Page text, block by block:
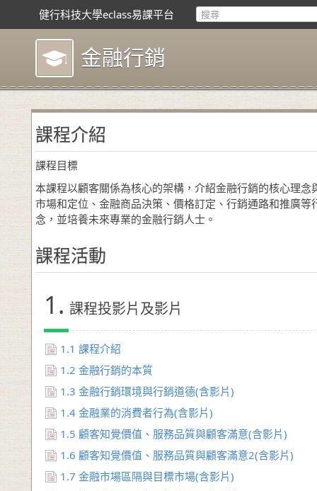
健行科技大學eclass易課平台
金融行銷
課程介紹
課程目標
本課程以顧客關係為核心的架構，介紹金融行銷的核心理
市場和定位、金融商品決策、價格訂定、行銷通路和推廣
念，並培養未來專業的金融行銷人士。
課程活動
1. 課程投影片及影片
1.1 課程介紹
1.2 金融行銷的本質
1.3 金融行銷環境與行銷道德(含影片)
1.4 金融業的消費者行為(含影片)
1.5 顧客知覺價值、服務品質與顧客滿意(含影片)
1.6 顧客知覺價值、服務品質與顧客滿意2(含影片)
1.7 金融市場區隔與目標市場(含影片)